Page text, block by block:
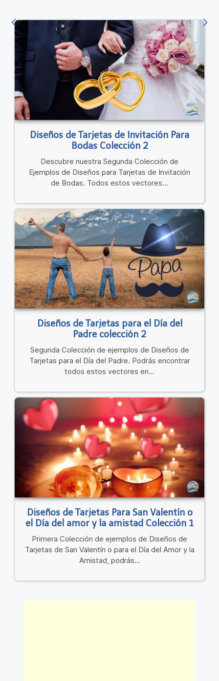
Diseños de Tarjetas de Invitación Para
Bodas Colección 2
Descubre nuestra Segunda Colección de
Ejemplos de Diseños para Tarjetas de Invitación
de Bodas. Todos estos vectores...
Diseños de Tarjetas para el Día del
Padre colección 2
Segunda Colección de ejemplos de Diseños de
Tarjetas para el Día del Padre. Podrás encontrar
todos estos vectores en...
Diseños de Tarjetas Para San Valentín o
el Día del amor y la amistad Colección 1
Primera Colección de ejemplos de Diseños de
Tarjetas de San Valentín o para el Día del Amor y la
Amistad, podrás...